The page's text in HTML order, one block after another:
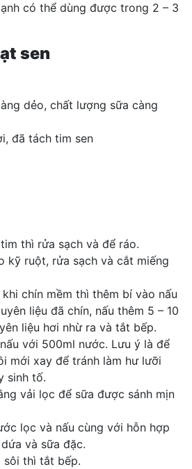
có thể dùng được trong 2 – 3
sen
dẻo, chất lượng sữa càng
đã tách tim sen
thì rửa sạch và để ráo.
kỹ ruột, rửa sạch và cắt miếng
chín mềm thì thêm bí vào nấu
liệu đã chín, nấu thêm 5 – 10
liệu hơi nhừ ra và tắt bếp.
với 500ml nước. Lưu ý là để
mới xay để tránh làm hư lưỡi
sinh tố.
vải lọc để sữa được sánh mịn
lọc và nấu cùng với hỗn hợp
và sữa đặc.
sôi thì tắt bếp.